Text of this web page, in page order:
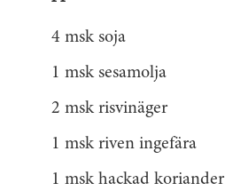
4 msk soja
1 msk sesamolja
2 msk risvinäger
1 msk riven ingefära
1 msk hackad koriander